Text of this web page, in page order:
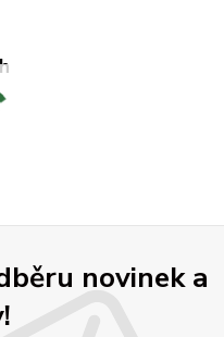
novinek a